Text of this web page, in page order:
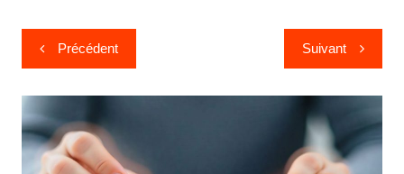
Navigation
de
l’article
Précédent Suivant